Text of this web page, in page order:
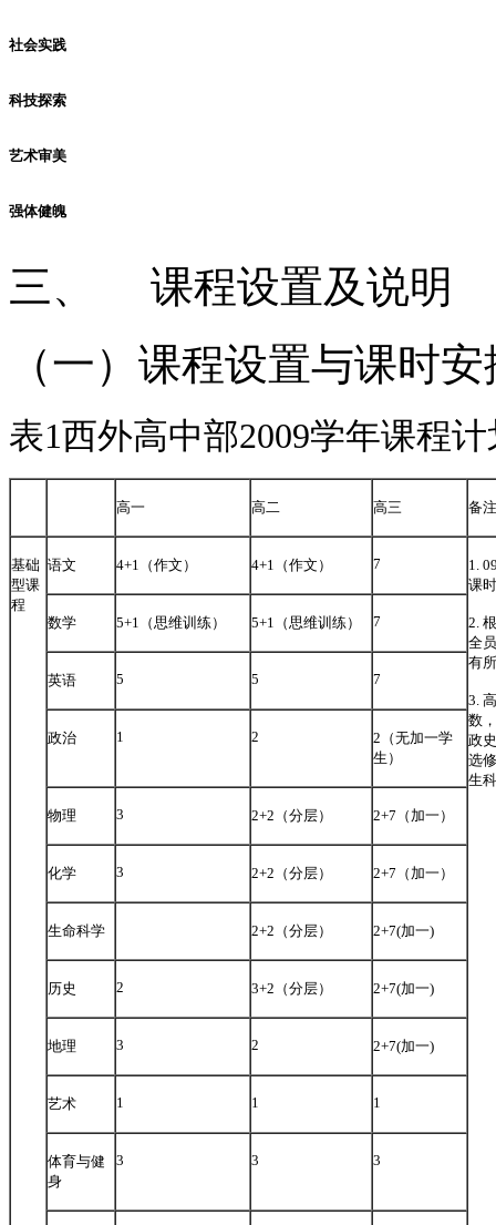
社会实践
科技探索
艺术审美
强体健魄
三、 课程设置及说明
（一）课程设置与课时安
表1西外高中部2009学年课程
高一 高二 高三 备注
基础
型课
程
语文 4+1（作文） 4+1（作文） 7
1.
课
2.
全
有
3.
数
政
选
生
数学 5+1（思维训练） 5+1（思维训练） 7
英语 5 5 7
政治 1 2
2（无加一学
生）
物理 3 2+2（分层） 2+7（加一）
化学 3 2+2（分层） 2+7（加一）
生命科学 2+2（分层） 2+7(加一)
历史 2 3+2（分层） 2+7(加一)
地理 3 2 2+7(加一)
艺术 1 1 1
体育与健
身
3 3 3